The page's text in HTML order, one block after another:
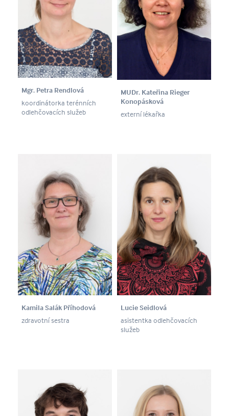
Mgr. Petra Rendlová
koordinátorka terénních
odlehčovacích služeb
MUDr. Kateřina Rieger
Konopásková
externí lékařka
Kamila Salák Příhodová
zdravotní sestra
Lucie Seidlová
asistentka odlehčovacích
služeb